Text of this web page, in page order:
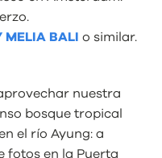
MELIA BALI o similar.
nuestra
bosque tropical
el río Ayung: a
fotos en la Puerta